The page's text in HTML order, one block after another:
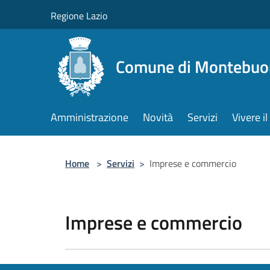
Regione Lazio
Comune di
Amministrazione Novità Servizi Vivere
Home > Servizi > Imprese e commercio
Imprese e commercio